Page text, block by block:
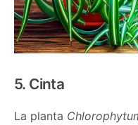
5. Cinta
La planta